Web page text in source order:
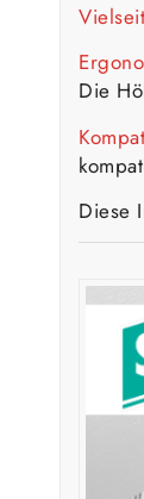
Die
Diese